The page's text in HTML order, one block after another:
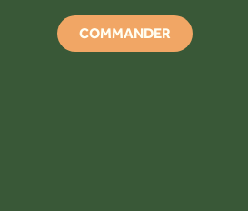
COMMANDER